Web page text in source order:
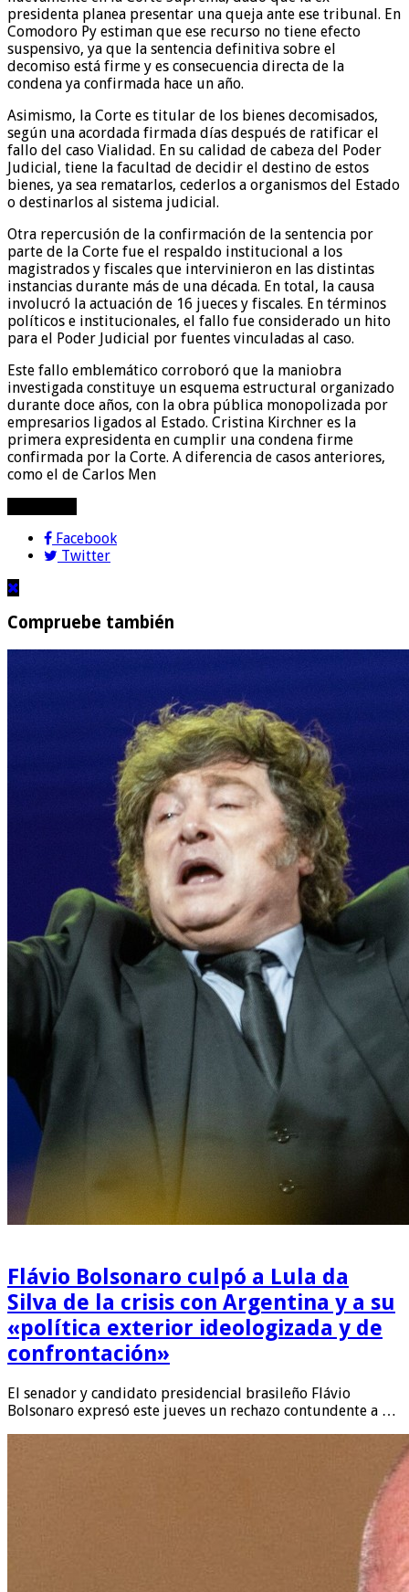
presidenta planea presentar una queja ante ese tribunal. En
Comodoro Py estiman que ese recurso no tiene efecto
suspensivo, ya que la sentencia definitiva sobre el
decomiso está firme y es consecuencia directa de la
condena ya confirmada hace un año.
Asimismo, la Corte es titular de los bienes decomisados,
según una acordada firmada días después de ratificar el
fallo del caso Vialidad. En su calidad de cabeza del Poder
Judicial, tiene la facultad de decidir el destino de estos
bienes, ya sea rematarlos, cederlos a organismos del Estado
o destinarlos al sistema judicial.
Otra repercusión de la confirmación de la sentencia por
parte de la Corte fue el respaldo institucional a los
magistrados y fiscales que intervinieron en las distintas
instancias durante más de una década. En total, la causa
involucró la actuación de 16 jueces y fiscales. En términos
políticos e institucionales, el fallo fue considerado un hito
para el Poder Judicial por fuentes vinculadas al caso.
Este fallo emblemático corroboró que la maniobra
investigada constituye un esquema estructural organizado
durante doce años, con la obra pública monopolizada por
empresarios ligados al Estado. Cristina Kirchner es la
primera expresidenta en cumplir una condena firme
confirmada por la Corte. A diferencia de casos anteriores,
como el de Carlos Men
Facebook
Twitter
Compruebe también
Flávio Bolsonaro culpó a Lula da
Silva de la crisis con Argentina y a su
«política exterior ideologizada y de
confrontación»
El senador y candidato presidencial brasileño Flávio
Bolsonaro expresó este jueves un rechazo contundente a …